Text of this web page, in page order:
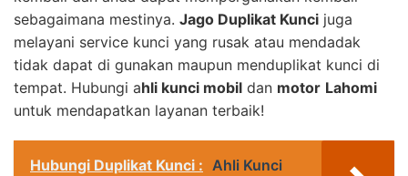
sebagaimana mestinya. Jago Duplikat Kunci juga
melayani service kunci yang rusak atau mendadak
tidak dapat di gunakan maupun menduplikat kunci di
tempat. Hubungi ahli kunci mobil dan motor Lahomi
untuk mendapatkan layanan terbaik!
Hubungi Duplikat Kunci : Ahli Kunci